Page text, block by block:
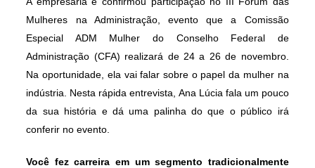
Mulheres na Administração, evento que a Comissão
Especial ADM Mulher do Conselho Federal de
Administração (CFA) realizará de 24 a 26 de novembro.
Na oportunidade, ela vai falar sobre o papel da mulher na
indústria. Nesta rápida entrevista, Ana Lúcia fala um pouco
da sua história e dá uma palinha do que o público irá
conferir no evento.
Você fez carreira em um segmento tradicionalmente